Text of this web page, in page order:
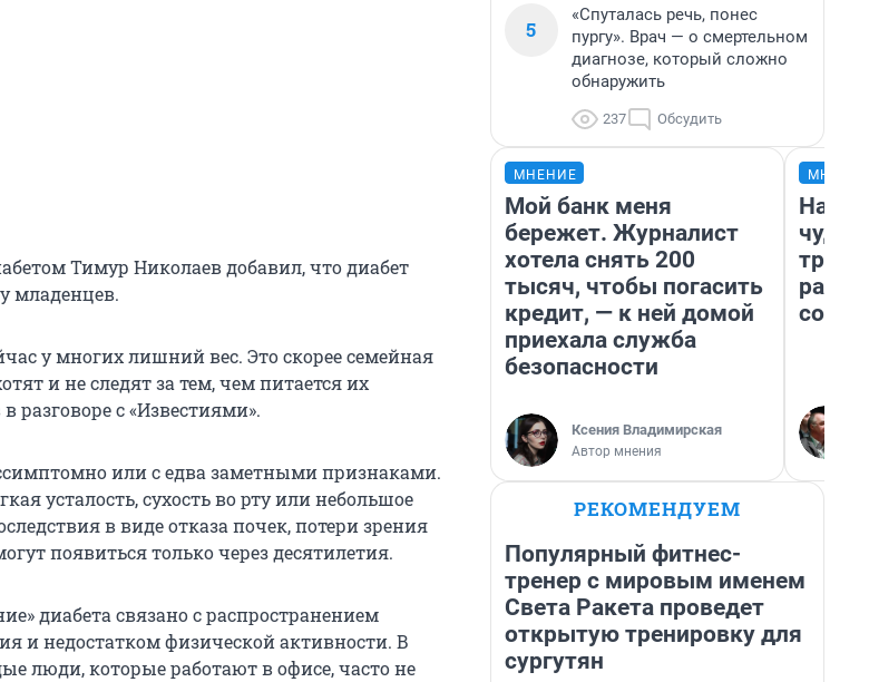
Тимур Николаев добавил, что диабет
младенцев.
у многих лишний вес. Это скорее семейная
и не следят за тем, чем питается их
разговоре с «Известиями».
или с едва заметными признаками.
усталость, сухость во рту или небольшое
в виде отказа почек, потери зрения
появиться только через десятилетия.
диабета связано с распространением
и недостатком физической активности. В
люди, которые работают в офисе, часто не
5
«Спуталась речь, понес
пургу». Врач — о смертельном
диагнозе, который сложно
обнаружить
237 Обсудить
МНЕНИЕ
Мой банк меня
бережет. Журналист
хотела снять 200
тысяч, чтобы погасить
кредит, — к ней домой
приехала служба
безопасности
Ксения Владимирская
Автор мнения
РЕКОМЕНДУЕМ
Популярный фитнес-
тренер с мировым именем
Света Ракета проведет
открытую тренировку для
сургутян